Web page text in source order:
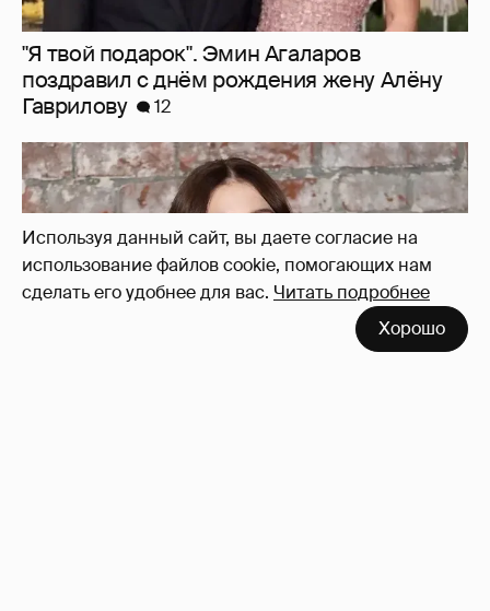
Используя данный сайт, вы даете согласие на
использование файлов cookie, помогающих нам
сделать его удобнее для вас. Читать подробнее
Хорошо
Умерла 26-летняя инфлюенсерша Сидни
Тоул, которую обвиняли в том, что её рак